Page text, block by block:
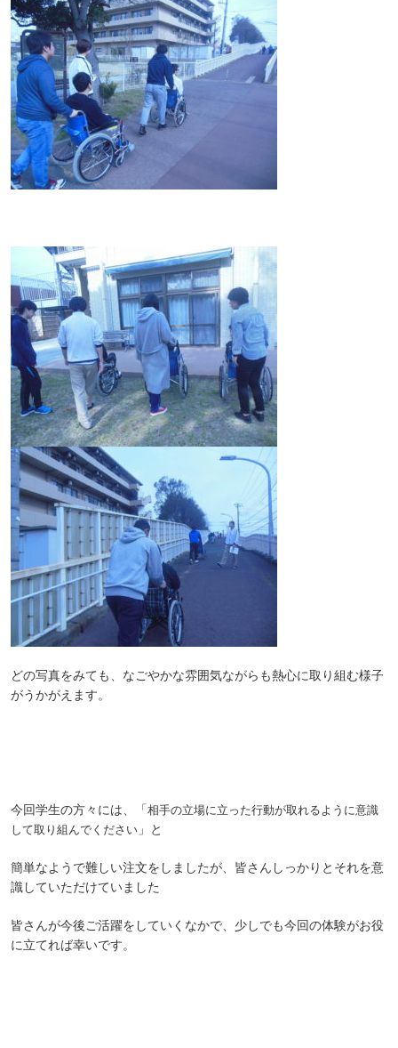
どの写真をみても、なごやかな雰囲気ながらも熱心に取り組む様子
がうかがえます。
今回学生の方々には、「相手の立場に立った行動が取れるように意識
して取り組んでください 」と
簡単なようで難しい注文をしましたが、皆さんしっかりとそれを意
識していただけていました
皆さんが今後ご活躍をしていくなかで、少しでも今回の体験がお役
に立てれば幸いです。